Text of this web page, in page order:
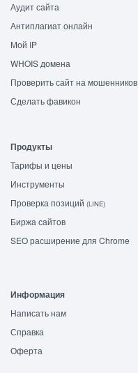
Аудит сайта
Антиплагиат онлайн
Мой IP
WHOIS домена
Проверить сайт на мошенников
Сделать фавикон
Продукты
Тарифы и цены
Инструменты
Проверка позиций (LINE)
Биржа сайтов
SEO расширение для Chrome
Информация
Написать нам
Справка
Оферта